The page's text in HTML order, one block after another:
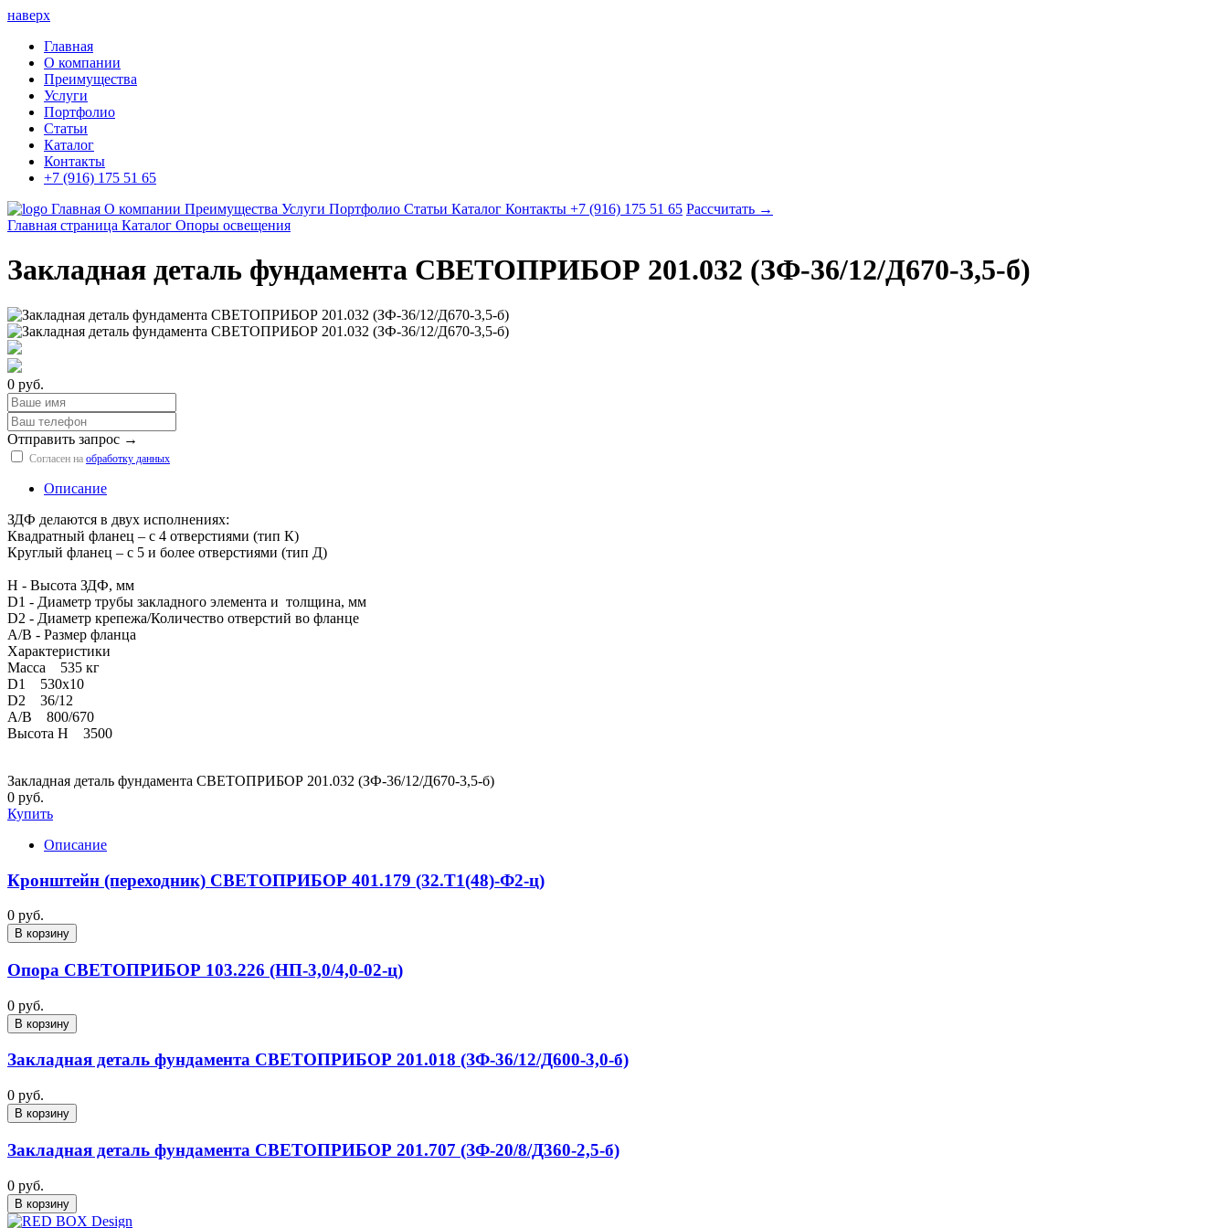
наверх
Главная
О компании
Преимущества
Услуги
Портфолио
Статьи
Каталог
Контакты
+7 (916) 175 51 65
Главная О компании Преимущества Услуги Портфолио Статьи Каталог Контакты +7 (916) 175 51 65 Рассчитать →
Главная страница Каталог Опоры освещения
Закладная деталь фундамента СВЕТОПРИБОР 201.032 (ЗФ-36/12/Д670-3,5-б)
0 руб.
Отправить запрос →
Согласен на обработку данных
Описание
ЗДФ делаются в двух исполнениях:
Квадратный фланец – с 4 отверстиями (тип К)
Круглый фланец – с 5 и более отверстиями (тип Д)
H - Высота ЗДФ, мм
D1 - Диаметр трубы закладного элемента и толщина, мм
D2 - Диаметр крепежа/Количество отверстий во фланце
A/B - Размер фланца
Характеристики
Масса 535 кг
D1 530х10
D2 36/12
A/B 800/670
Высота H 3500
Закладная деталь фундамента СВЕТОПРИБОР 201.032 (ЗФ-36/12/Д670-3,5-б)
0 руб.
Купить
Описание
Кронштейн (переходник) СВЕТОПРИБОР 401.179 (32.Т1(48)-Ф2-ц)
0 руб.
В корзину
Опора СВЕТОПРИБОР 103.226 (НП-3,0/4,0-02-ц)
0 руб.
В корзину
Закладная деталь фундамента СВЕТОПРИБОР 201.018 (ЗФ-36/12/Д600-3,0-б)
0 руб.
В корзину
Закладная деталь фундамента СВЕТОПРИБОР 201.707 (ЗФ-20/8/Д360-2,5-б)
0 руб.
В корзину